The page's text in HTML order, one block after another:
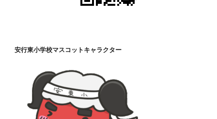
安行東小学校マスコットキャラクター